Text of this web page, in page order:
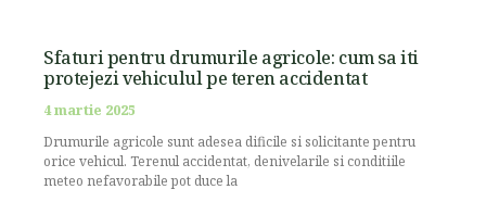
Sfaturi pentru drumurile agricole: cum sa iti
protejezi vehiculul pe teren accidentat
4 martie 2025
Drumurile agricole sunt adesea dificile si solicitante pentru
orice vehicul. Terenul accidentat, denivelarile si conditiile
meteo nefavorabile pot duce la